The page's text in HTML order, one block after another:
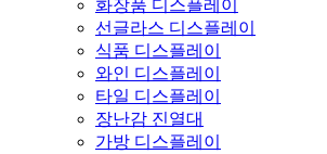
화장품 디스플레이
선글라스 디스플레이
식품 디스플레이
와인 디스플레이
타일 ​​디스플레이
장난감 진열대
가방 디스플레이